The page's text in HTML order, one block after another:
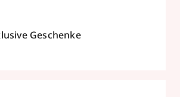
Geschenke